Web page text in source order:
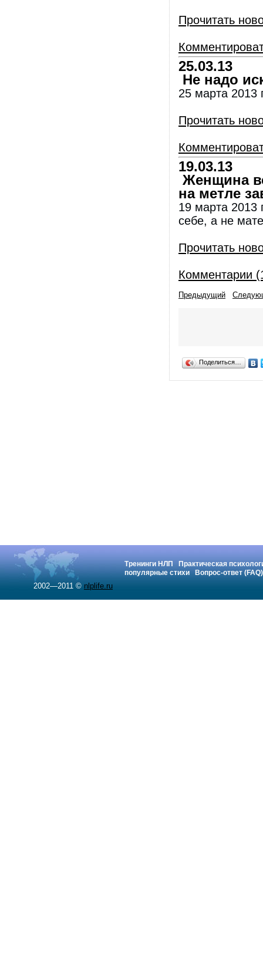
Прочитать
25.03.13
Не надо
25 марта 2013
Прочитать
19.03.13
Женщина
на метле
19 марта 2013
себе, а не
Прочитать
Комментарии
Предыдущий
Поделиться…
Тренинги НЛП
Практическая
популярные стихи
Вопрос-ответ (FAQ)
2002—2011 © nlplife.ru